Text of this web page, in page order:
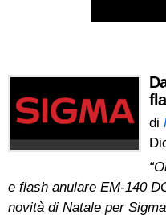
di
e flash anulare EM-140
novità di Natale per